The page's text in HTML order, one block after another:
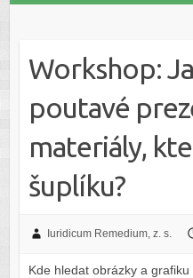
Workshop:
poutavé
materiály,
šuplíku?
Iuridicum Remedium, z. s.
Kde hledat obrázky a